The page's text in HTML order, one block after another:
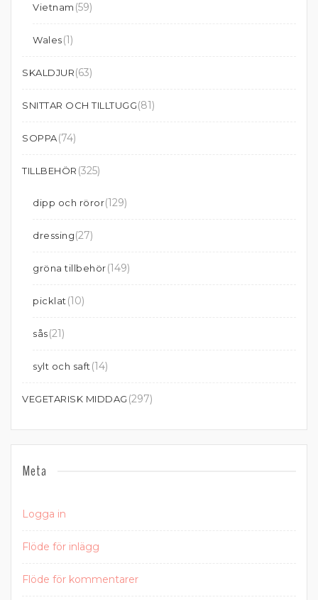
Vietnam (59)
Wales(1)
SKALDJUR(63)
SNITTAR OCH TILLTUGG(81)
SOPPA(74)
TILLBEHÖR (325)
dipp och röror(129)
dressing(27)
gröna tillbehör(149)
picklat (10)
sås(21)
sylt och saft (14)
VEGETARISK MIDDAG (297)
Meta
Logga in
Flöde för inlägg
Flöde för kommentarer